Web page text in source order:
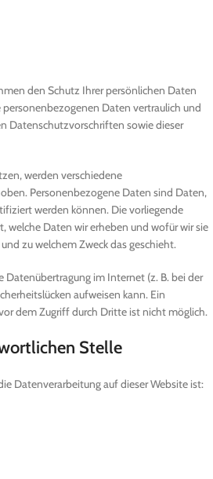
den Schutz Ihrer persönlichen Daten
Daten vertraulich und
Datenschutzvorschriften sowie dieser
werden verschiedene
Personenbezogene Daten sind Daten,
werden können. Die vorliegende
welche Daten wir erheben und wofür wir sie
zu welchem Zweck das geschieht.
Datenübertragung im Internet (z. B. bei der
aufweisen kann. Ein
dem Zugriff durch Dritte ist nicht möglich.
Stelle
Datenverarbeitung auf dieser Website ist: